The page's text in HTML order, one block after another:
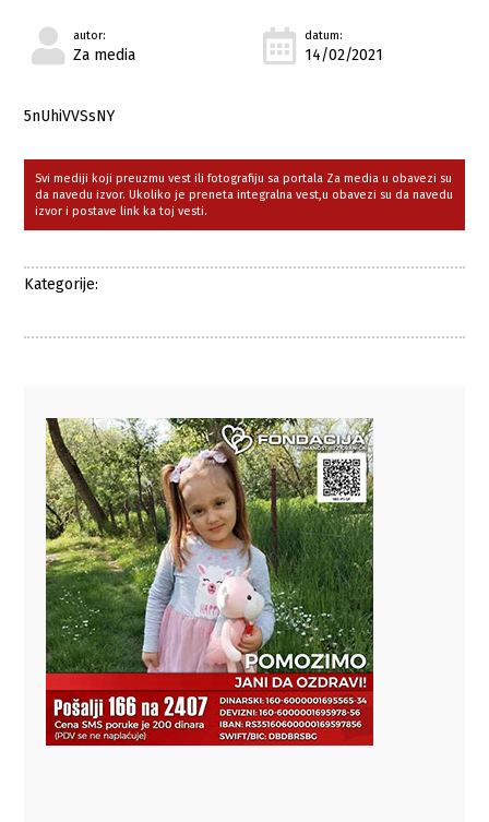
autor:
Za media
datum:
14/02/2021
5nUhiVVSsNY
Svi mediji koji preuzmu vest ili fotografiju sa portala Za media u obavezi su
da navedu izvor. Ukoliko je preneta integralna vest,u obavezi su da navedu
izvor i postave link ka toj vesti.
Kategorije: